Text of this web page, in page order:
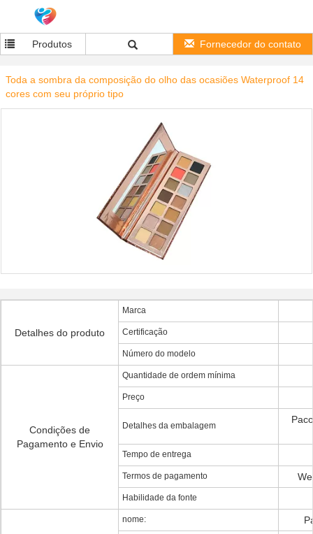
Produtos Fornecedor do contato
Toda a sombra da composição do olho das ocasiões Waterproof 14
cores com seu próprio tipo
Detalhes do produto
Marca
Certificação
Número do modelo
Condições de
Pagamento e Envio
Quantidade de ordem mínima
Preço
Detalhes da embalagem
Tempo de entrega
Termos de pagamento
Habilidade da fonte
nome: